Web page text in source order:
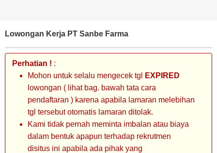
Lowongan Kerja PT Sanbe Farma
Perhatian ! :
Mohon untuk selalu mengecek tgl
EXPIRED
lowongan ( lihat bag. bawah tata cara
pendaftaran ) karena apabila lamaran melebihan
tgl tersebut otomatis lamaran ditolak.
Kami tidak pernah meminta imbalan atau biaya
dalam bentuk apapun terhadap rekrutmen
disitus ini apabila ada pihak yang